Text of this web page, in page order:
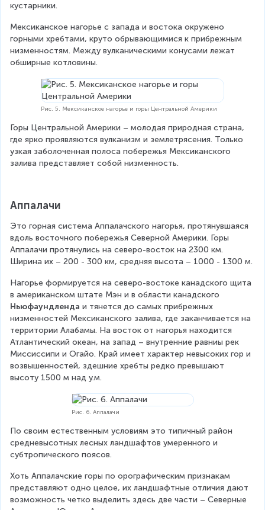
кустарники.
Мексиканское нагорье с запада и востока окружено
горными хребтами, круто обрывающимися к прибрежным
низменностям. Между вулканическими конусами лежат
обширные котловины.
Рис. 5. Мексиканское нагорье и горы Центральной Америки
Горы Центральной Америки – молодая природная страна,
где ярко проявляются вулканизм и землетрясения. Только
узкая заболоченная полоса побережья Мексиканского
залива представляет собой низменность.
Аппалачи
Это горная система Аппалачского нагорья, протянувшаяся
вдоль восточного побережья Северной Америки. Горы
Аппалачи протянулись на северо-восток на 2300 км.
Ширина их – 200 - 300 км, средняя высота – 1000 - 1300 м.
Нагорье формируется на северо-востоке канадского щита
в американском штате Мэн и в области канадского
Ньюфаундленда и тянется до самых прибрежных
низменностей Мексиканского залива, где заканчивается на
территории Алабамы. На восток от нагорья находится
Атлантический океан, на запад – внутренние равниы рек
Миссиссипи и Огайо. Край имеет характер невысоких гор и
возвышенностей, здешние хребты редко превышают
высоту 1500 м над у.м.
Рис. 6. Аппалачи
По своим естественным условиям это типичный район
средневысотных лесных ландшафтов умеренного и
субтропического поясов.
Хоть Аппалачские горы по орографическим признакам
представляют одно целое, их ландшафтные отличия дают
возможность четко выделить здесь две части – Северные